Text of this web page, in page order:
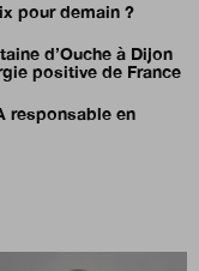
pour demain ?
d’Ouche à Dijon
positive de France
responsable en